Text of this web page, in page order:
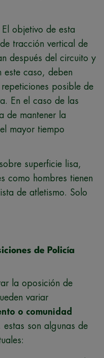
El objetivo de esta
tracción vertical de
después del circuito y
este caso, deben
posible de
En el caso de las
de mantener la
mayor tiempo
sobre superficie lisa,
como hombres tienen
de atletismo. Solo
de Policía
la oposición de
variar
o comunidad
estas son algunas de